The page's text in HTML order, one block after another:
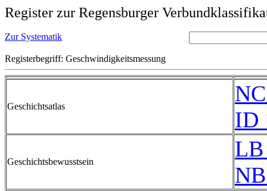
Register zur Regensburger
Zur Systematik
Registerbegriff: Geschwindigkeitsmessung
Geschichtsatlas
ID
Geschichtsbewusstsein
LB